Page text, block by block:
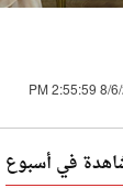
8/6/
في أسبوع